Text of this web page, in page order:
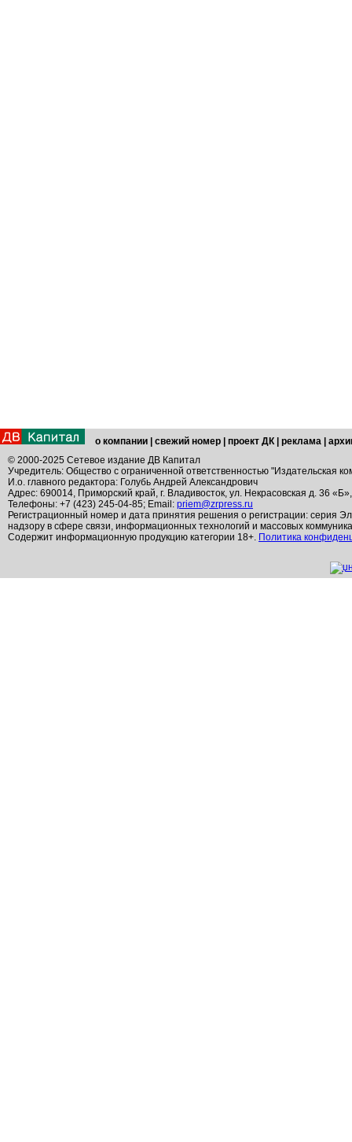
о компании свежий номер проект ДК реклама
© 2000-2025 Сетевое издание ДВ Капитал
Учредитель: Общество с ограниченной ответственностью "Издательская
И.о. главного редактора: Голубь Андрей Александрович
Адрес: 690014, Приморский край, г. Владивосток, ул. Некрасовская д. 36
Телефоны: +7 (423) 245-04-85; Email: priem@zrpress.ru
Регистрационный номер и дата принятия решения о регистрации: серия
надзору в сфере связи, информационных технологий и массовых
Содержит информационную продукцию категории 18+. Политика